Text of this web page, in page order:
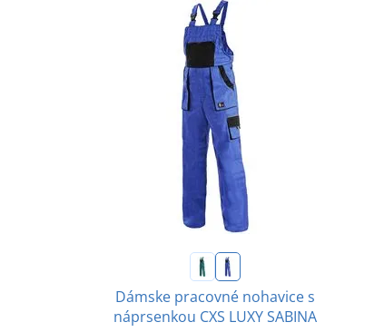
Dámske pracovné nohavice s
náprsenkou CXS LUXY SABINA